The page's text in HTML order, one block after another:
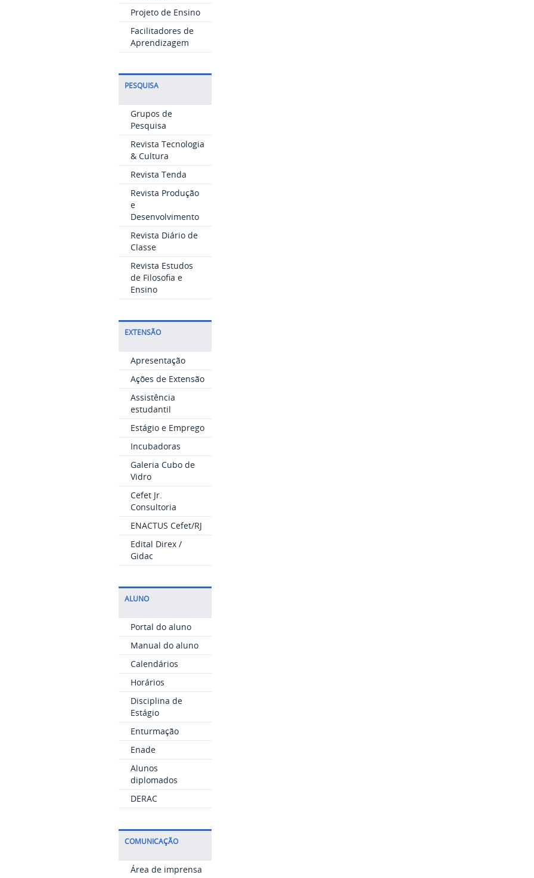
Projeto de Ensino
Facilitadores de
Aprendizagem
PESQUISA
Grupos de
Pesquisa
Revista Tecnologia
& Cultura
Revista Tenda
Revista Produção
e
Desenvolvimento
Revista Diário de
Classe
Revista Estudos
de Filosofia e
Ensino
EXTENSÃO
Apresentação
Ações de Extensão
Assistência
estudantil
Estágio e Emprego
Incubadoras
Galeria Cubo de
Vidro
Cefet Jr.
Consultoria
ENACTUS Cefet/RJ
Edital Direx /
Gidac
ALUNO
Portal do aluno
Manual do aluno
Calendários
Horários
Disciplina de
Estágio
Enturmação
Enade
Alunos
diplomados
DERAC
COMUNICAÇÃO
Área de imprensa